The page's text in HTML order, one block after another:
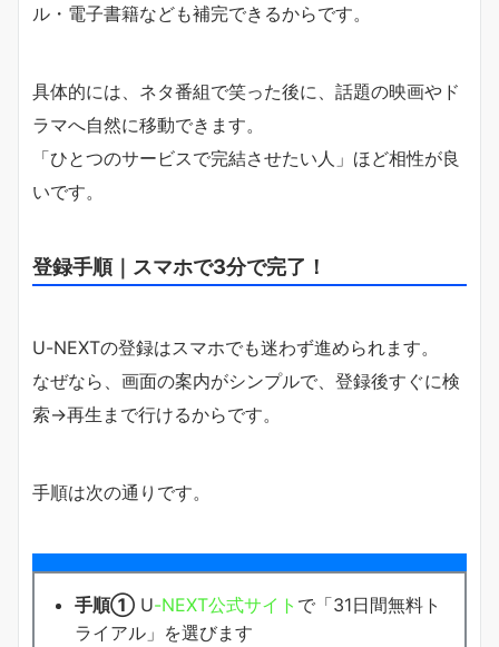
ル・電子書籍なども補完できるからです。
具体的には、ネタ番組で笑った後に、話題の映画やド
ラマへ自然に移動できます。
「ひとつのサービスで完結させたい人」ほど相性が良
いです。
登録手順｜スマホで3分で完了！
U-NEXTの登録はスマホでも迷わず進められます。
なぜなら、画面の案内がシンプルで、登録後すぐに検
索→再生まで行けるからです。
手順は次の通りです。
手順① U-NEXT公式サイト で「31日間無料ト
ライアル」を選びます